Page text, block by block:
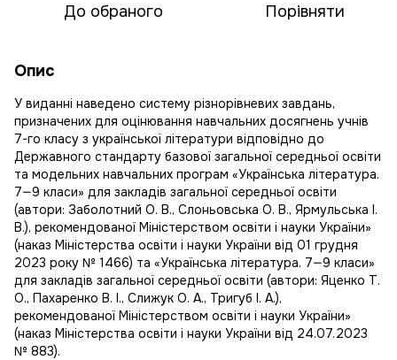
До обраного Порівняти
Опис
У виданні наведено систему різнорівневих завдань,
призначених для оцінювання навчальних досягнень учнів
7-го класу з української літератури відповідно до
Державного стандарту базової загальної середньої освіти
та модельних навчальних програм «Українська література.
7—9 класи» для закладів загальної середньої освіти
(автори: Заболотний О. В., Слоньовська О. В., Ярмульська І.
В.), рекомендованої Міністерством освіти і науки України»
(наказ Міністерства освіти і науки України від 01 грудня
2023 року № 1466) та «Українська література. 7—9 класи»
для закладів загальної середньої освіти (автори: Яценко Т.
О., Пахаренко В. І., Слижук О. А., Тригуб І. А.),
рекомендованої Міністерством освіти і науки України»
(наказ Міністерства освіти і науки України від 24.07.2023
№ 883).